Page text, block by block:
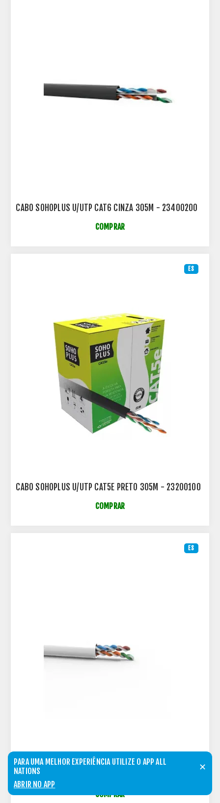
PARA UMA MELHOR EXPERIÊNCIA UTILIZE O APP ALL
NATIONS
✕
ABRIR NO APP
CABO SOHOPLUS U/UTP CAT6 CINZA 305M - 23400200
COMPRAR
ES
CABO SOHOPLUS U/UTP CAT5E PRETO 305M - 23200100
COMPRAR
ES
CABO SOHOPLUS U/UTP CAT5E BRANCO 305M -
23200101
COMPRAR